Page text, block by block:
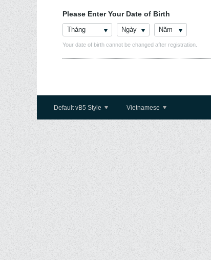
Please Enter Your Date of Birth
Tháng Ngày Năm
Your date of birth cannot be changed after registration.
Default vB5 Style Vietnamese